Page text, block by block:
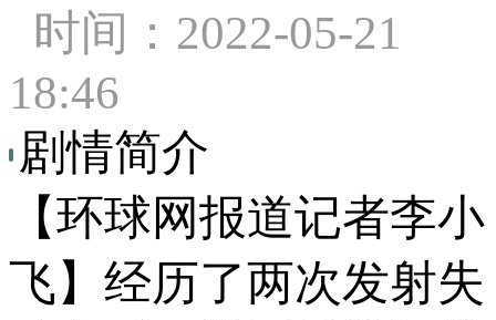
时间：2022-05-21
18:46
剧情简介
【环球网报道记者李小
飞】经历了两次发射失